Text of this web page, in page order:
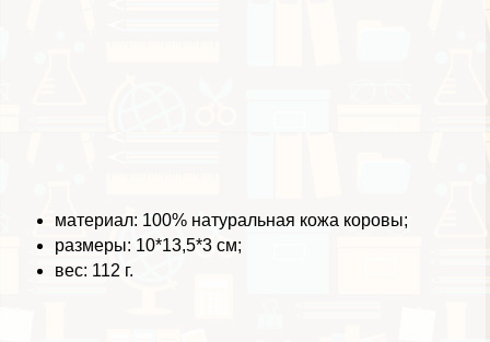
материал: 100% натуральная кожа коровы;
размеры: 10*13,5*3 см;
вес: 112 г.